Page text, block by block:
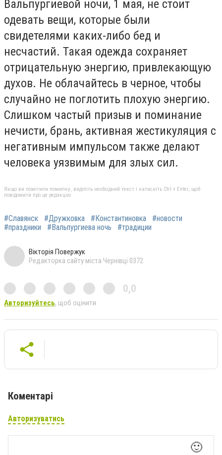
Вальпургиевой ночи, 1 мая, не стоит
одевать вещи, которые были
свидетелями каких-либо бед и
несчастий. Такая одежда сохраняет
отрицательную энергию, привлекающую
духов. Не облачайтесь в черное, чтобы
случайно не поглотить плохую энергию.
Слишком частый призыв и поминание
нечисти, брань, активная жестикуляция с
негативным импульсом также делают
человека уязвимым для злых сил.
Якщо ви помітили помилку, виділіть необхідний текст і натисніть Ctrl + Enter, щоб
повідомити про це редакцію
#Славянск #Дружковка #Константиновка
#новости
#праздники
#Вальпургиева ночь #традиции
Вікторія Повержук
Редакторка сайту міста Чернівці 0372
0,0
Авторизуйтесь, щоб оцінити
Коментарі
Авторизуватись
🙂